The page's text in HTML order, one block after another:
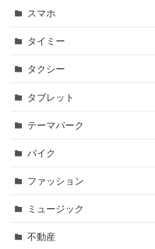
スマホ
タイミー
タクシー
タブレット
テーマパーク
バイク
ファッション
ミュージック
不動産